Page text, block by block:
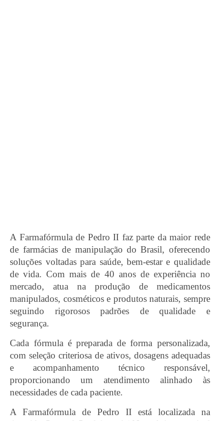
A Farmafórmula de Pedro II faz parte da maior rede
de farmácias de manipulação do Brasil, oferecendo
soluções voltadas para saúde, bem-estar e qualidade
de vida. Com mais de 40 anos de experiência no
mercado, atua na produção de medicamentos
manipulados, cosméticos e produtos naturais, sempre
seguindo rigorosos padrões de qualidade e
segurança.
Cada fórmula é preparada de forma personalizada,
com seleção criteriosa de ativos, dosagens adequadas
e acompanhamento técnico responsável,
proporcionando um atendimento alinhado às
necessidades de cada paciente.
A Farmafórmula de Pedro II está localizada na